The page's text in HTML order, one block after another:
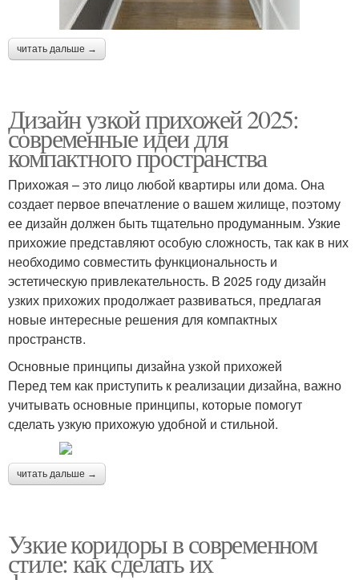
читать дальше →
Дизайн узкой прихожей 2025:
современные идеи для
компактного пространства
Прихожая – это лицо любой квартиры или дома. Она
создает первое впечатление о вашем жилище, поэтому
ее дизайн должен быть тщательно продуманным. Узкие
прихожие представляют особую сложность, так как в них
необходимо совместить функциональность и
эстетическую привлекательность. В 2025 году дизайн
узких прихожих продолжает развиваться, предлагая
новые интересные решения для компактных
пространств.
Основные принципы дизайна узкой прихожей
Перед тем как приступить к реализации дизайна, важно
учитывать основные принципы, которые помогут
сделать узкую прихожую удобной и стильной.
читать дальше →
Узкие коридоры в современном
стиле: как сделать их